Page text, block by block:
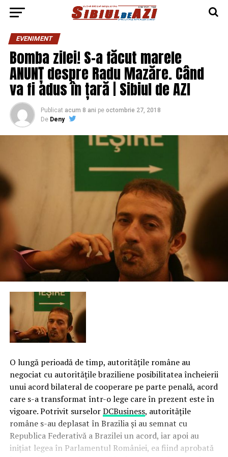
EVENIMENT
Bomba zilei! S-a făcut marele
ANUNȚ despre Radu Mazăre. Când
va fi adus în țară | Sibiul de AZI
Publicat acum 8 ani pe octombrie 27, 2018
De Deny
O lungă perioadă de timp, autorităţile române au
negociat cu autorităţile braziliene posibilitatea încheierii
unui acord bilateral de cooperare pe parte penală, acord
care s-a transformat într-o lege care în prezent este în
vigoare. Potrivit surselorDCBusiness, autorităţile
române s-au deplasat în Brazilia şi au semnat cu
Republica Federativă a Brazilei un acord, iar apoi au
iniţiat legea în Parlamentul României, ea fiind aprobată